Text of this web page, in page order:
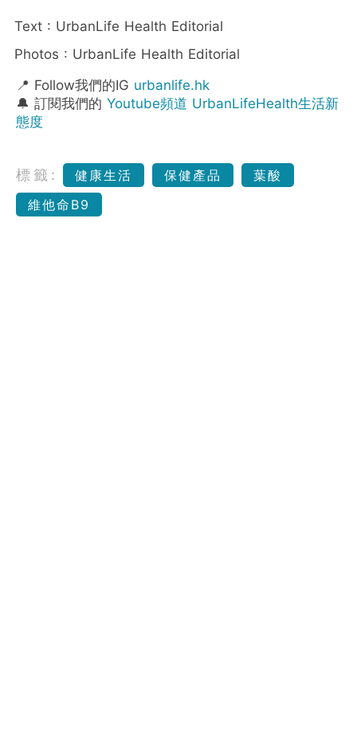
Text : UrbanLife Health Editorial
Photos : UrbanLife Health Editorial
📍 Follow我們的IG urbanlife.hk
🔔 訂閱我們的 Youtube頻道 UrbanLifeHealth生活新
態度
標籤: 健康生活 保健產品
葉酸
維他命B9